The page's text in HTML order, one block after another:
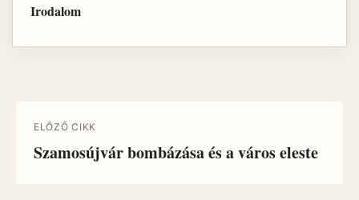
Irodalom
ELŐZŐ CIKK
Szamosújvár bombázása és a város eleste